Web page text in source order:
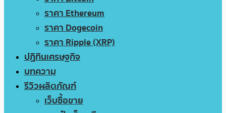
ราคา Ethereum
ราคา Dogecoin
ราคา Ripple (XRP)
ปฏิทินเศรษฐกิจ
บทความ
รีวิวผลิตภัณฑ์
เว็บซื้อขาย